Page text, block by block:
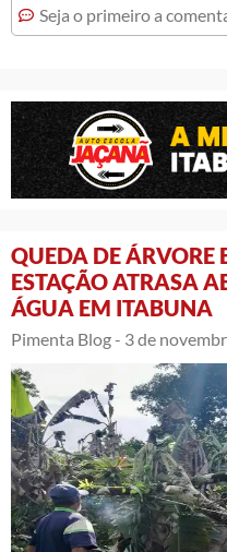
Seja o primeiro a
QUEDA DE ÁRVORE
ESTAÇÃO ATRASA
ÁGUA EM ITABUNA
Pimenta Blog - 3 de